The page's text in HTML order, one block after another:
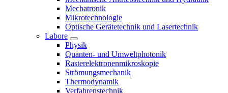
Mechatronik
Mikrotechnologie
Optische Gerätetechnik und Lasertechnik
Labore
Physik
Quanten- und Umweltphotonik
Rasterelektronenmikroskopie
Strömungsmechanik
Thermodynamik
Verfahrenstechnik